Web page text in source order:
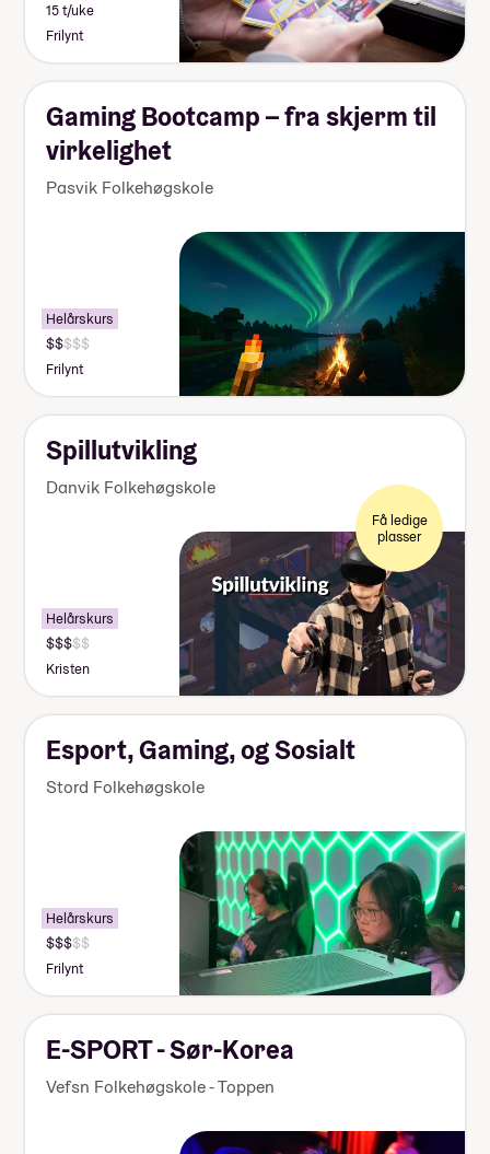
15 t/uke
Frilynt
Gaming Bootcamp – fra skjerm til
virkelighet
Pasvik Folkehøgskole
Helårskurs
Frilynt
Spillutvikling
Danvik Folkehøgskole
Få ledige
plasser
Helårskurs
Kristen
Esport, Gaming, og Sosialt
Stord Folkehøgskole
Helårskurs
Frilynt
E-SPORT - Sør-Korea
Vefsn Folkehøgskole - Toppen